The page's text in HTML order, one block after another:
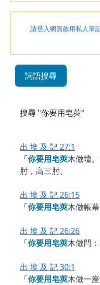
請登入網頁啟用私人筆
詞語搜尋
搜尋 "你要用皂莢"
出 埃 及 記 27:1
「你要用皂莢木做壇
肘，高三肘。
出 埃 及 記 26:15
「你要用皂莢木做帳幕
出 埃 及 記 26:26
「你要用皂莢木做閂
出 埃 及 記 30:1
「你要用皂莢木做一座